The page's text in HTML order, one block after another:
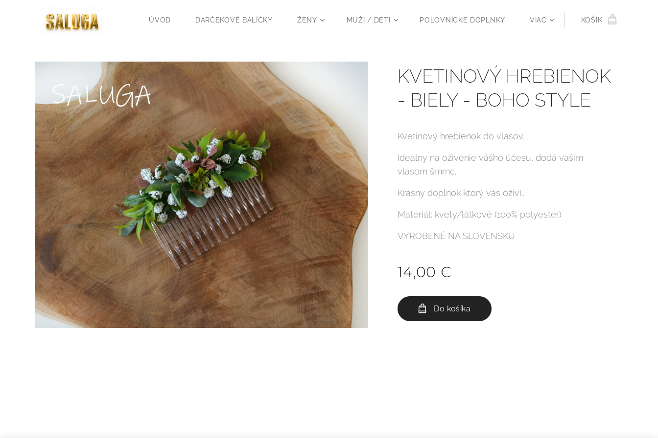
ÚVOD DARČEKOVÉ BALÍĆKY ŽENY MUŽI / DETI POĽOVNÍCKE DOPLNKY VIAC KOŠÍK
KVETINOVÝ HREBIENOK
- BIELY - BOHO STYLE
Kvetinový hrebienok do vlasov.
Ideálny na oživenie vášho účesu, dodá vašim
vlasom šmrnc.
Krásny doplnok ktorý vás oživí...
Materiál: kvety/látkové (100% polyester)
VYROBENÉ NA SLOVENSKU
14,00 €
Do košíka